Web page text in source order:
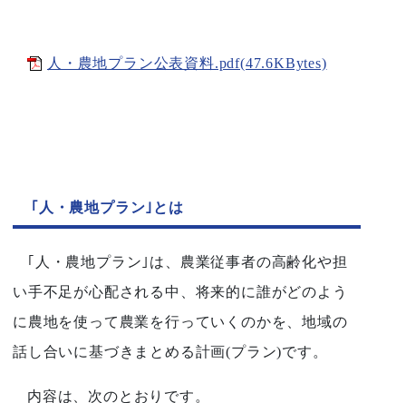
人・農地プラン公表資料.pdf(47.6KBytes)
｢人・農地プラン｣とは
｢人・農地プラン｣は、農業従事者の高齢化や担
い手不足が心配される中、将来的に誰がどのよう
に農地を使って農業を行っていくのかを、地域の
話し合いに基づきまとめる計画(プラン)です。
内容は、次のとおりです。